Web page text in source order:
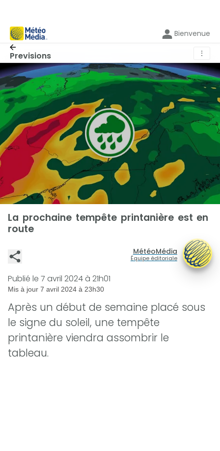
Bienvenue
Previsions ⋮
La prochaine tempête printanière est en
route
MétéoMédia
Équipe éditoriale
Publié le 7 avril 2024 à 21h01
Mis à jour 7 avril 2024 à 23h30
Après un début de semaine placé sous
le signe du soleil, une tempête
printanière viendra assombrir le
tableau.